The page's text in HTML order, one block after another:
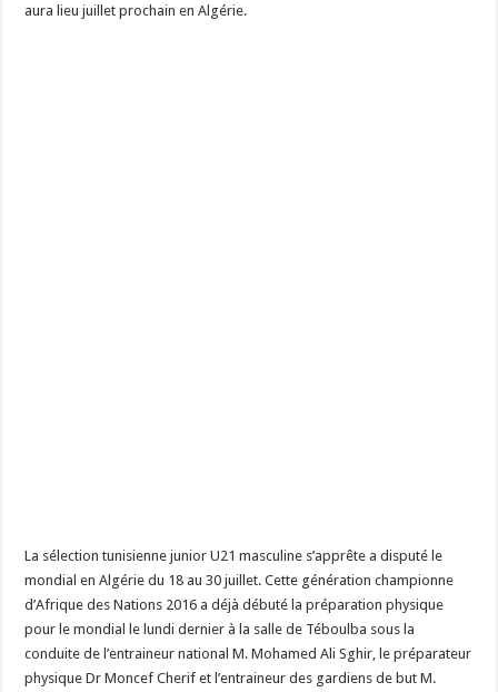
aura lieu juillet prochain en Algérie.
La sélection tunisienne junior U21 masculine s’apprête a disputé le
mondial en Algérie du 18 au 30 juillet. Cette génération championne
d’Afrique des Nations 2016 a déjà débuté la préparation physique
pour le mondial le lundi dernier à la salle de Téboulba sous la
conduite de l’entraineur national M. Mohamed Ali Sghir, le préparateur
physique Dr Moncef Cherif et l’entraineur des gardiens de but M.